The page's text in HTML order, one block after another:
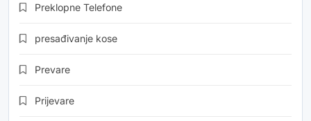
Preklopne Telefone
presađivanje kose
Prevare
Prijevare